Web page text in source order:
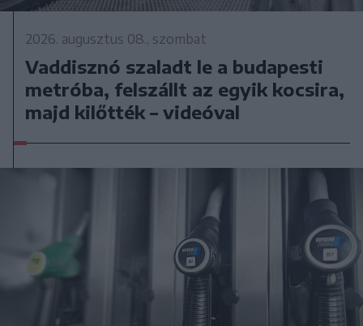
2026. augusztus 08., szombat
Vaddisznó szaladt le a budapesti
metróba, felszállt az egyik kocsira,
majd kilőtték – videóval